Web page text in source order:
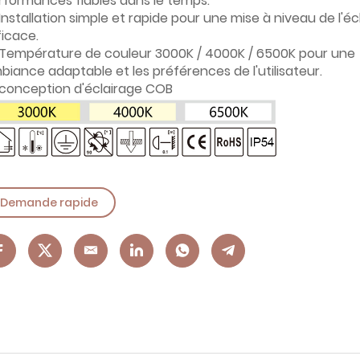
simple et rapide pour une mise à niveau de
de couleur 3000K / 4000K / 6500K pour une
adaptable et les préférences de l'utilisateur.
d'éclairage COB
Demande rapide